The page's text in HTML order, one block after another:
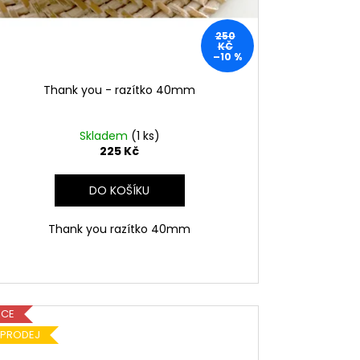
250
KČ
–10 %
Thank you - razítko 40mm
Skladem (1 ks)
225 Kč
DO KOŠÍKU
Thank you razítko 40mm